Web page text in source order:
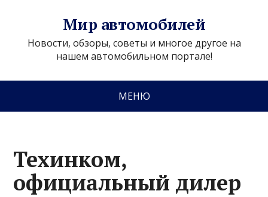
Мир автомобилей
Новости, обзоры, советы и многое другое на
нашем автомобильном портале!
МЕНЮ
Техинком,
официальный дилер